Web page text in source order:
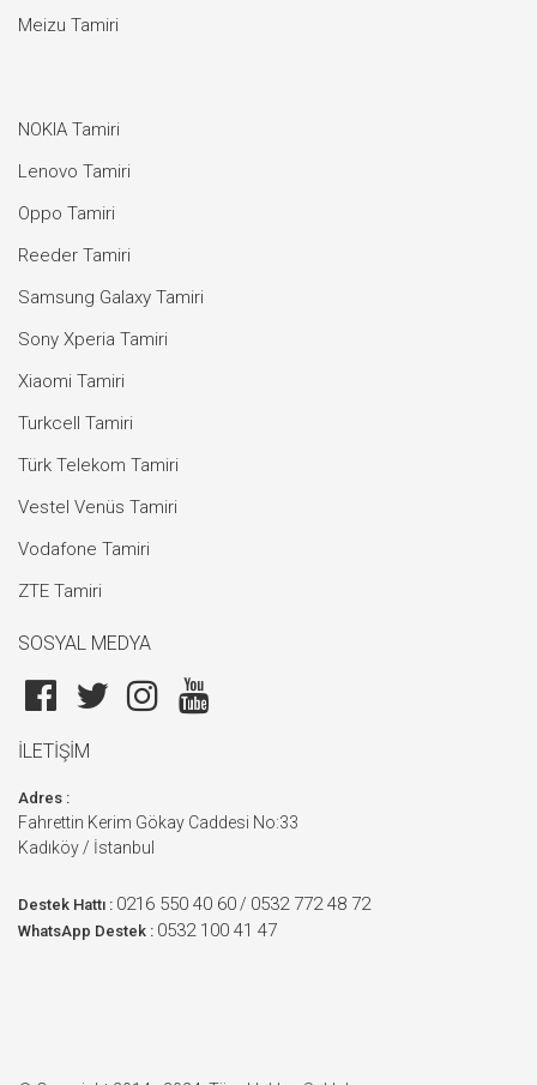
Meizu Tamiri
NOKIA Tamiri
Lenovo Tamiri
Oppo Tamiri
Reeder Tamiri
Samsung Galaxy Tamiri
Sony Xperia Tamiri
Xiaomi Tamiri
Turkcell Tamiri
Türk Telekom Tamiri
Vestel Venüs Tamiri
Vodafone Tamiri
ZTE Tamiri
SOSYAL MEDYA
İLETİŞİM
Adres :
Fahrettin Kerim Gökay Caddesi No:33
Kadıköy / İstanbul
Destek Hattı : 0216 550 40 60 / 0532 772 48 72
WhatsApp Destek : 0532 100 41 47